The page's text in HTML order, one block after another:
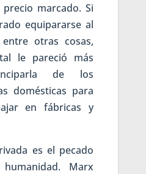
marcado. Si
equipararse al
otras cosas,
le pareció más
de los
domésticas para
en fábricas y
es el pecado
Marx